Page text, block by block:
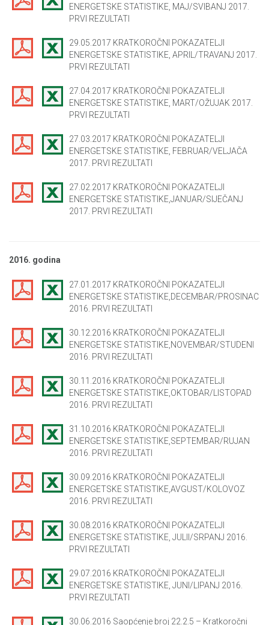
ENERGETSKE STATISTIKE, MAJ/SVIBANJ 2017.
PRVI REZULTATI
29.05.2017 KRATKOROČNI POKAZATELJI
ENERGETSKE STATISTIKE, APRIL/TRAVANJ 2017.
PRVI REZULTATI
27.04.2017 KRATKOROČNI POKAZATELJI
ENERGETSKE STATISTIKE, MART/OŽUJAK 2017.
PRVI REZULTATI
27.03.2017 KRATKOROČNI POKAZATELJI
ENERGETSKE STATISTIKE, FEBRUAR/VELJAČA
2017. PRVI REZULTATI
27.02.2017 KRATKOROČNI POKAZATELJI
ENERGETSKE STATISTIKE,JANUAR/SIJEČANJ
2017. PRVI REZULTATI
2016. godina
27.01.2017 KRATKOROČNI POKAZATELJI
ENERGETSKE STATISTIKE,DECEMBAR/PROSINAC
2016. PRVI REZULTATI
30.12.2016 KRATKOROČNI POKAZATELJI
ENERGETSKE STATISTIKE,NOVEMBAR/STUDENI
2016. PRVI REZULTATI
30.11.2016 KRATKOROČNI POKAZATELJI
ENERGETSKE STATISTIKE,OKTOBAR/LISTOPAD
2016. PRVI REZULTATI
31.10.2016 KRATKOROČNI POKAZATELJI
ENERGETSKE STATISTIKE,SEPTEMBAR/RUJAN
2016. PRVI REZULTATI
30.09.2016 KRATKOROČNI POKAZATELJI
ENERGETSKE STATISTIKE,AVGUST/KOLOVOZ
2016. PRVI REZULTATI
30.08.2016 KRATKOROČNI POKAZATELJI
ENERGETSKE STATISTIKE, JULII/SRPANJ 2016.
PRVI REZULTATI
29.07.2016 KRATKOROČNI POKAZATELJI
ENERGETSKE STATISTIKE, JUNI/LIPANJ 2016.
PRVI REZULTATI
30.06.2016 Saopćenje broj 22.2.5 – Kratkoročni